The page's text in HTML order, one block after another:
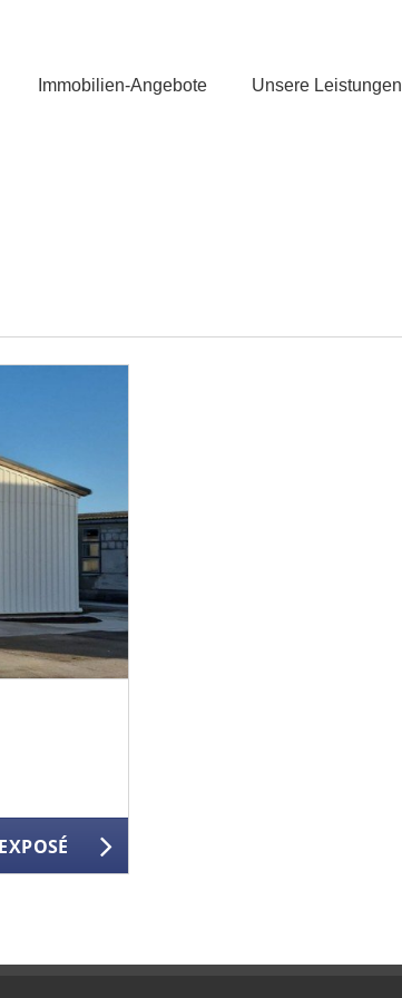
Immobilien-Angebote Unsere Leistungen